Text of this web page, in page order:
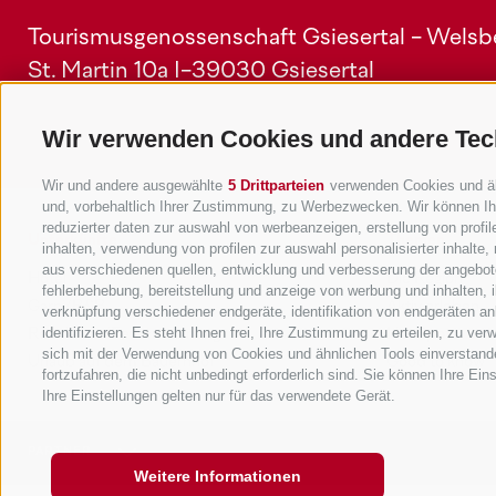
Wir verwenden Cookies und andere
Wir und andere ausgewählte 5 Drittparteien verwenden Cookies und
und, vorbehaltlich Ihrer Zustimmung, zu Werbezwecken. Wir können
reduzierter daten zur auswahl von werbeanzeigen, erstellung von
inhalten, verwendung von profilen zur auswahl personalisierter
aus verschiedenen quellen, entwicklung und verbesserung der
fehlerbehebung, bereitstellung und anzeige von werbung und
verknüpfung verschiedener endgeräte, identifikation von endgeräten
identifizieren. Es steht Ihnen frei, Ihre Zustimmung zu erteilen, zu
sich mit der Verwendung von Cookies und ähnlichen Tools
fortzufahren, die nicht unbedingt erforderlich sind. Sie können Ihre
Ihre Einstellungen gelten nur für das verwendete Gerät.
Weitere Informationen
Tourismusgenossenschaft Gsiesertal -
St. Martin 10a I-39030 Gsiesertal
Unterkünfte
Hotel
Garni/B&B
Residence/Ferienwohnung
Urlaub auf dem Bauernhof
Themen
Die Region
Aktiv erleben
Hot Spots
Good to know
PARTNER